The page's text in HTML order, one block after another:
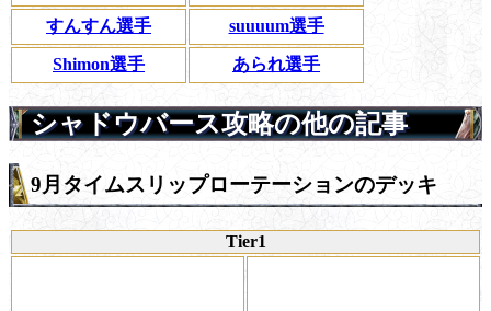
すんすん選手 suuuum選手
Shimon選手 あられ選手
シャドウバース攻略の他の記事
9月タイムスリップローテーションのデッキ
Tier1